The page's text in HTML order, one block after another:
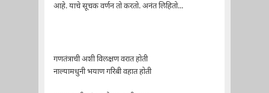
आहे. याचे सूचक वर्णन तो करतो. अनंत लिहितो...
गणतंत्राची अशी विलक्षण वरात होती
नाल्यामधुनी भयाण गरिबी वहात होती